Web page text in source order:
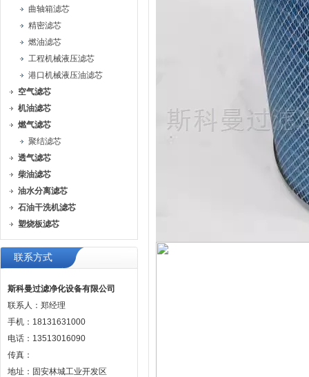
曲轴箱滤芯
精密滤芯
燃油滤芯
工程机械液压滤芯
港口机械液压油滤芯
空气滤芯
机油滤芯
燃气滤芯
聚结滤芯
透气滤芯
柴油滤芯
油水分离滤芯
石油干洗机滤芯
塑烧板滤芯
联系方式
斯科曼过滤净化设备有限公司
联系人：郑经理
手机：18131631000
电话：13513016090
传真：
地址：固安林城工业开发区